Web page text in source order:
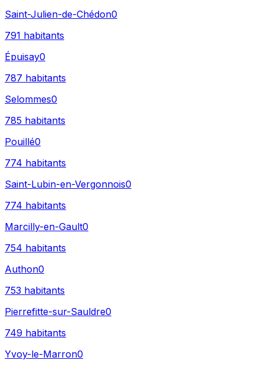
Saint-Julien-de-Chédon0
791 habitants
Épuisay0
787 habitants
Selommes0
785 habitants
Pouillé0
774 habitants
Saint-Lubin-en-Vergonnois0
774 habitants
Marcilly-en-Gault0
754 habitants
Authon0
753 habitants
Pierrefitte-sur-Sauldre0
749 habitants
Yvoy-le-Marron0